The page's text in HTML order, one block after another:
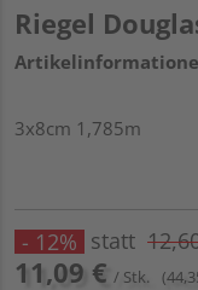
Riegel
3x8cm 1,785m
- 12% statt
11,09 € / Stk.